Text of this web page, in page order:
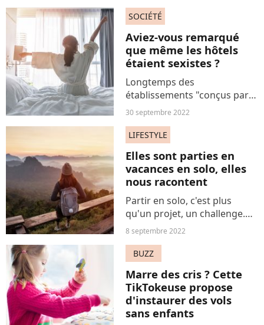
transport alternatifs tirent
leur épingle du jeu. C'est le
cas du train,...
SOCIÉTÉ
Aviez-vous remarqué
que même les hôtels
étaient sexistes ?
Longtemps des
établissements "conçus par
des hommes pour des
hommes" alors que leur
clientèle est en majorité
féminine (64 % sont des
voyageuses, 52 % des
voyageuses d'affaire), les...
30 septembre 2022
LIFESTYLE
Elles sont parties en
vacances en solo, elles
nous racontent
Partir en solo, c'est plus
qu'un projet, un challenge.
Surtout quand on est une
femme et qu'on doit prendre
en compte une toute autre
charge - plus de risques,
d'angoisses. Mais cela...
8 septembre 2022
BUZZ
Marre des cris ? Cette
TikTokeuse propose
d'instaurer des vols
sans enfants